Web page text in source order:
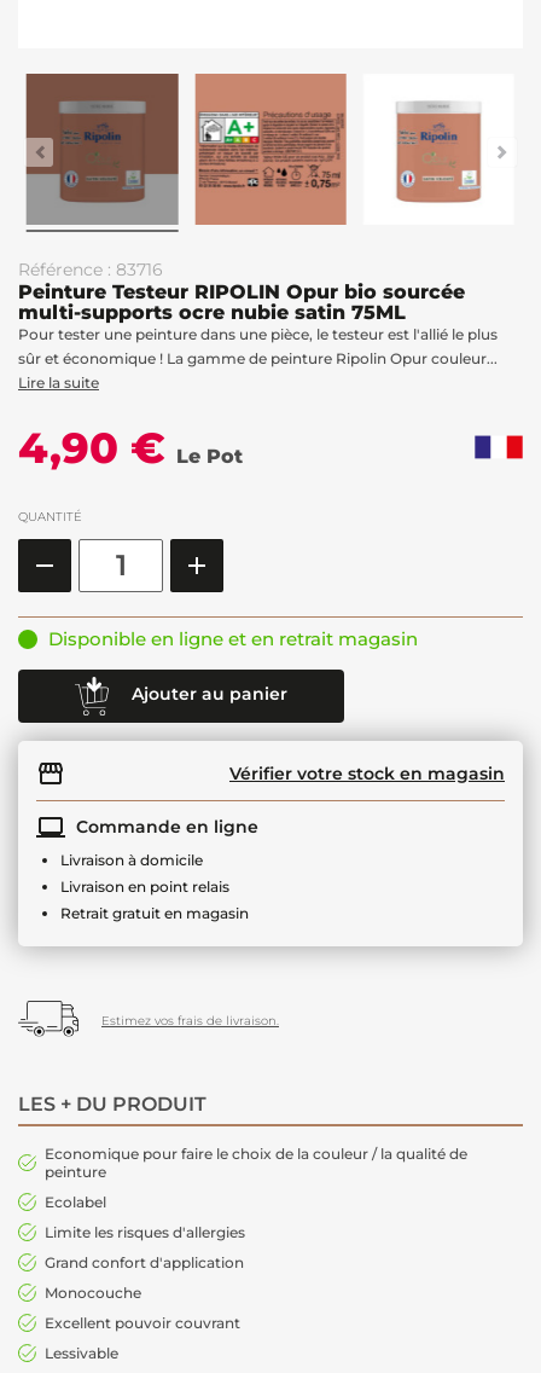
Référence : 83716
Peinture Testeur RIPOLIN Opur bio sourcée
multi-supports ocre nubie satin 75ML
Pour tester une peinture dans une pièce, le testeur est l'allié le plus
sûr et économique ! La gamme de peinture Ripolin Opur couleur...
Lire la suite
4,90 € Le Pot
QUANTITÉ
Disponible en ligne et en retrait magasin
Ajouter au panier
Vérifier votre stock en magasin
Commande en ligne
Livraison à domicile
Livraison en point relais
Retrait gratuit en magasin
Estimez vos frais de livraison.
LES + DU PRODUIT
Economique pour faire le choix de la couleur / la qualité de
peinture
Ecolabel
Limite les risques d'allergies
Grand confort d'application
Monocouche
Excellent pouvoir couvrant
Lessivable